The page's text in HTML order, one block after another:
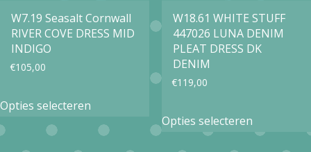
W7.19 Seasalt Cornwall
RIVER COVE DRESS MID
INDIGO
€105,00
Opties selecteren
heeft
W18.61 WHITE STUFF
447026 LUNA DENIM
PLEAT DRESS DK
DENIM
€119,00
Opties selecteren
product